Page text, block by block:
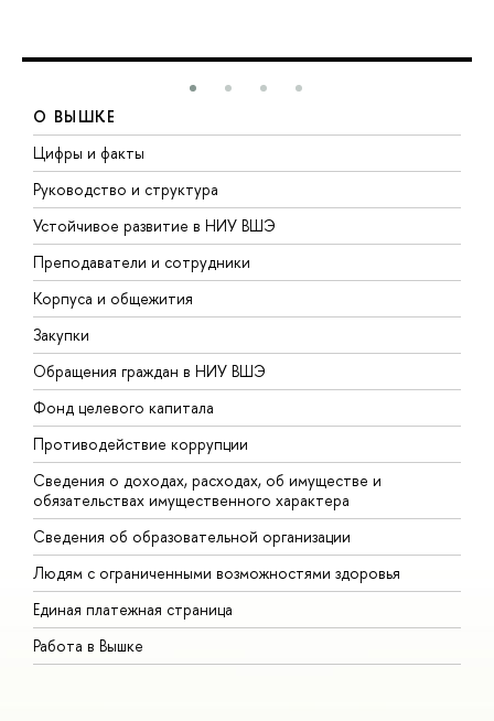
О ВЫШКЕ
Цифры и факты
Руководство и структура
Устойчивое развитие в НИУ ВШЭ
Преподаватели и сотрудники
Корпуса и общежития
Закупки
Обращения граждан в НИУ ВШЭ
Фонд целевого капитала
Противодействие коррупции
Сведения о доходах, расходах, об имуществе и
обязательствах имущественного характера
Сведения об образовательной организации
Людям с ограниченными возможностями здоровья
Единая платежная страница
Работа в Вышке